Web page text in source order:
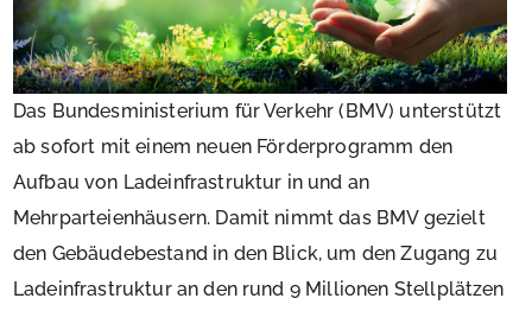
Das Bundesministerium für Verkehr (BMV) unterstützt
ab sofort mit einem neuen Förderprogramm den
Aufbau von Ladeinfrastruktur in und an
Mehrparteienhäusern. Damit nimmt das BMV gezielt
den Gebäudebestand in den Blick, um den Zugang zu
Ladeinfrastruktur an den rund 9 Millionen Stellplätzen